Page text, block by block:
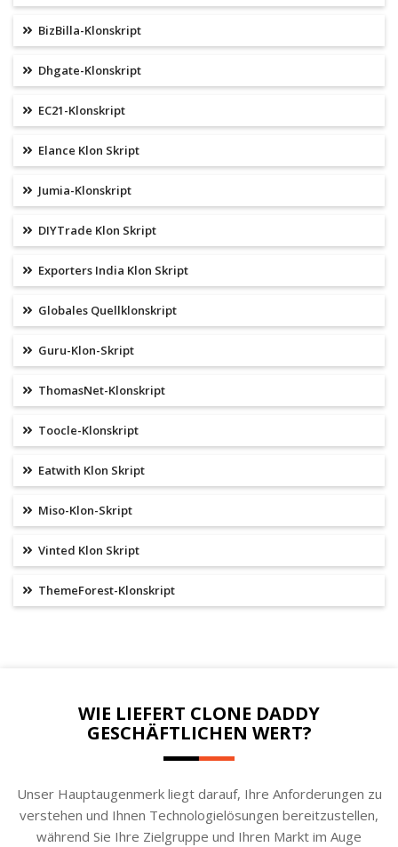
BizBilla-Klonskript
Dhgate-Klonskript
EC21-Klonskript
Elance Klon Skript
Jumia-Klonskript
DIYTrade Klon Skript
Exporters India Klon Skript
Globales Quellklonskript
Guru-Klon-Skript
ThomasNet-Klonskript
Toocle-Klonskript
Eatwith Klon Skript
Miso-Klon-Skript
Vinted Klon Skript
ThemeForest-Klonskript
WIE LIEFERT CLONE DADDY
GESCHÄFTLICHEN WERT?
Unser Hauptaugenmerk liegt darauf, Ihre Anforderungen zu
verstehen und Ihnen Technologielösungen bereitzustellen,
während Sie Ihre Zielgruppe und Ihren Markt im Auge